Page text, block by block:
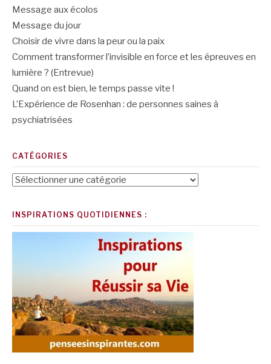
Message aux écolos
Message du jour
Choisir de vivre dans la peur ou la paix
Comment transformer l’invisible en force et les épreuves en
lumière ? (Entrevue)
Quand on est bien, le temps passe vite !
L’Expérience de Rosenhan : de personnes saines à
psychiatrisées
CATÉGORIES
Catégories
INSPIRATIONS QUOTIDIENNES :